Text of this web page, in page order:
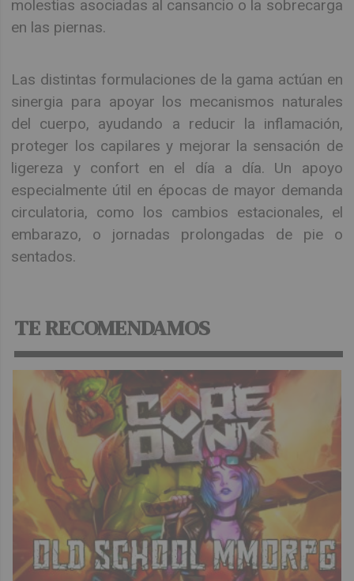
molestias asociadas al cansancio o la sobrecarga
en las piernas.
Las distintas formulaciones de la gama actúan en
sinergia para apoyar los mecanismos naturales
del cuerpo, ayudando a reducir la inflamación,
proteger los capilares y mejorar la sensación de
ligereza y confort en el día a día. Un apoyo
especialmente útil en épocas de mayor demanda
circulatoria, como los cambios estacionales, el
embarazo, o jornadas prolongadas de pie o
sentados.
TE RECOMENDAMOS